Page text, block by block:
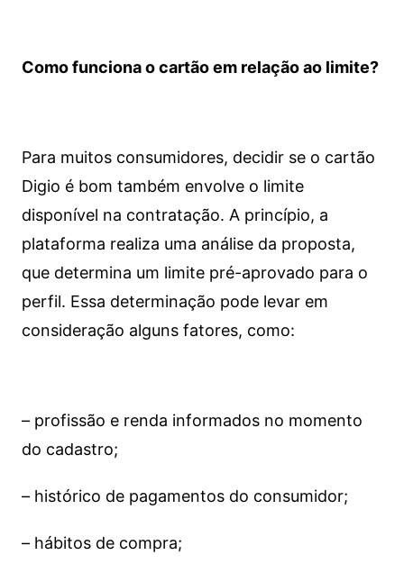
Como funciona o cartão em relação ao limite?
Para muitos consumidores, decidir se o cartão
Digio é bom também envolve o limite
disponível na contratação. A princípio, a
plataforma realiza uma análise da proposta,
que determina um limite pré-aprovado para o
perfil. Essa determinação pode levar em
consideração alguns fatores, como:
– profissão e renda informados no momento
do cadastro;
– histórico de pagamentos do consumidor;
– hábitos de compra;